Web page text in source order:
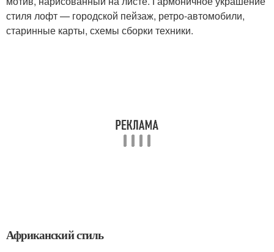
стиля лофт — городской пейзаж, ретро-автомобили,
старинные карты, схемы сборки техники.
Африканский стиль